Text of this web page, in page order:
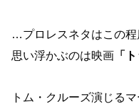
…プロレスネタはこの程
思い浮かぶのは映画 「
トム・クルーズ演じる